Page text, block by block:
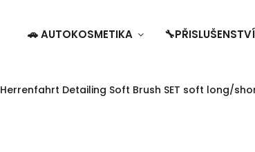
🚗 AUTOKOSMETIKA 🔧PŘISLUŠENSTVÍ
Herrenfahrt Detailing Soft Brush SET soft long/